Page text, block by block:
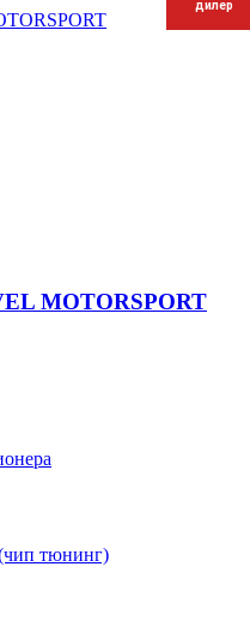
тюнинг)
дилер
дилер
дилер